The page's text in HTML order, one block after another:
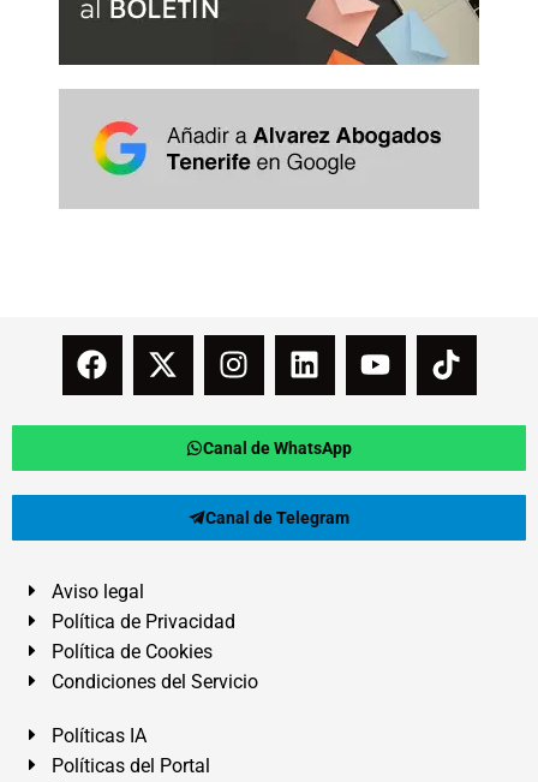
Canal de WhatsApp
Canal de Telegram
Aviso legal
Política de Privacidad
Política de Cookies
Condiciones del Servicio
Políticas IA
Políticas del Portal